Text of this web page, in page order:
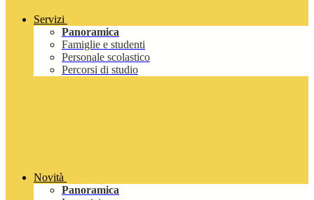
Servizi
Panoramica
Famiglie e studenti
Personale scolastico
Percorsi di studio
Novità
Panoramica